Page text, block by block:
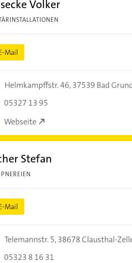
Volker
Mail
Helmkampffstr. 46,37539 Bad
05327 13 95
Webseite
Stefan
Mail
Telemannstr. 5,38678 Clausthal-
05323 8 16 31